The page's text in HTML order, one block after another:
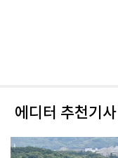
에디터 추천기사